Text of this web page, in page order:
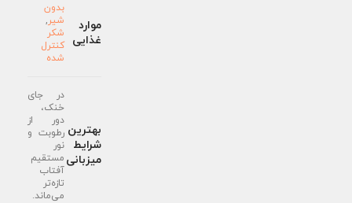
موارد
غذایی
بدون
شیر,
شکر
کنترل
شده
بهترین
شرایط
میزبانی
در جای
خنک،
دور از
رطوبت و
نور
مستقیم
آفتاب
تازه‌تر
می‌ماند.